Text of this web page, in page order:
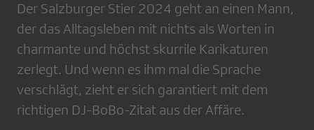
Der Salzburger Stier 2024 geht an einen Mann,
der das Alltagsleben mit nichts als Worten in
charmante und höchst skurrile Karikaturen
zerlegt. Und wenn es ihm mal die Sprache
verschlägt, zieht er sich garantiert mit dem
richtigen DJ-BoBo-Zitat aus der Affäre.